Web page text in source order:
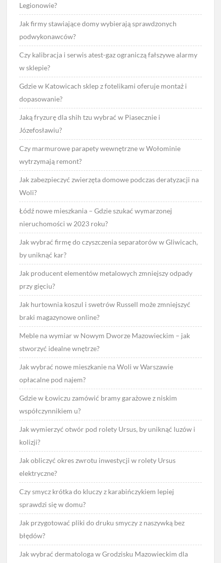
Legionowie?
Jak firmy stawiające domy wybierają sprawdzonych
podwykonawców?
Czy kalibracja i serwis atest-gaz ograniczą fałszywe alarmy
w sklepie?
Gdzie w Katowicach sklep z fotelikami oferuje montaż i
dopasowanie?
Jaką fryzurę dla shih tzu wybrać w Piasecznie i
Józefosławiu?
Czy marmurowe parapety wewnętrzne w Wołominie
wytrzymają remont?
Jak zabezpieczyć zwierzęta domowe podczas deratyzacji na
Woli?
Łódź nowe mieszkania – Gdzie szukać wymarzonej
nieruchomości w 2023 roku?
Jak wybrać firmę do czyszczenia separatorów w Gliwicach,
by uniknąć kar?
Jak producent elementów metalowych zmniejszy odpady
przy gięciu?
Jak hurtownia koszul i swetrów Russell może zmniejszyć
braki magazynowe online?
Meble na wymiar w Nowym Dworze Mazowieckim – jak
stworzyć idealne wnętrze?
Jak wybrać nowe mieszkanie na Woli w Warszawie
opłacalne pod najem?
Gdzie w Łowiczu zamówić bramy garażowe z niskim
współczynnikiem u?
Jak wymierzyć otwór pod rolety Ursus, by uniknąć luzów i
kolizji?
Jak obliczyć okres zwrotu inwestycji w rolety Ursus
elektryczne?
Czy smycz krótka do kluczy z karabińczykiem lepiej
sprawdzi się w domu?
Jak przygotować pliki do druku smyczy z naszywką bez
błędów?
Jak wybrać dermatologa w Grodzisku Mazowieckim dla